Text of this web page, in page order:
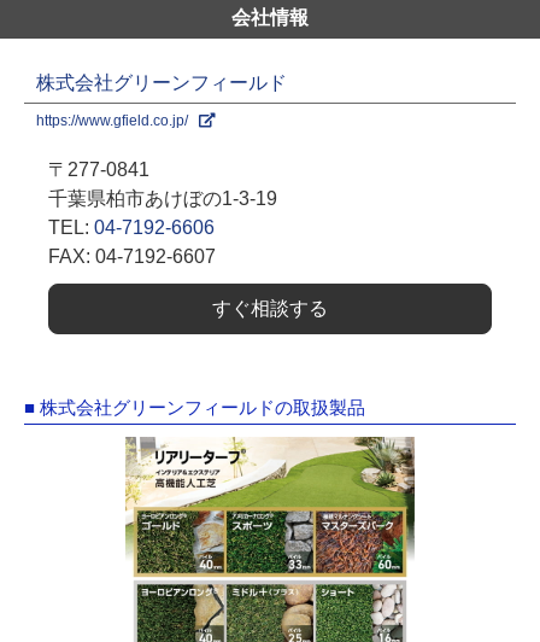
会社情報
株式会社グリーンフィールド
https://www.gfield.co.jp/
〒277-0841
千葉県柏市あけぼの1-3-19
TEL: 04-7192-6606
FAX: 04-7192-6607
すぐ相談する
■ 株式会社グリーンフィールドの取扱製品